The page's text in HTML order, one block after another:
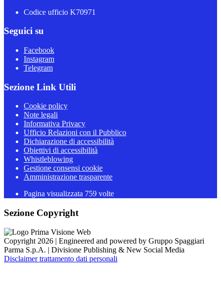
Codice ufficio K70971
Seguici su
Facebook
Instagram
Telegram
Sezione Link Utili
Cookie policy
Note legali
Informativa Privacy
Ufficio Relazioni con il Pubblico
Dichiarazione di accessibilità
Obiettivi di accessibilità
Whistleblowing
Gestione consensi cookie
Amministrazione trasparente
Pagina visualizzata 759 volte
Sezione Copyright
Copyright 2026 | Engineered and powered by Gruppo Spaggiari
Parma S.p.A. | Divisione Publishing & New Social Media
Disclaimer trattamento dati personali